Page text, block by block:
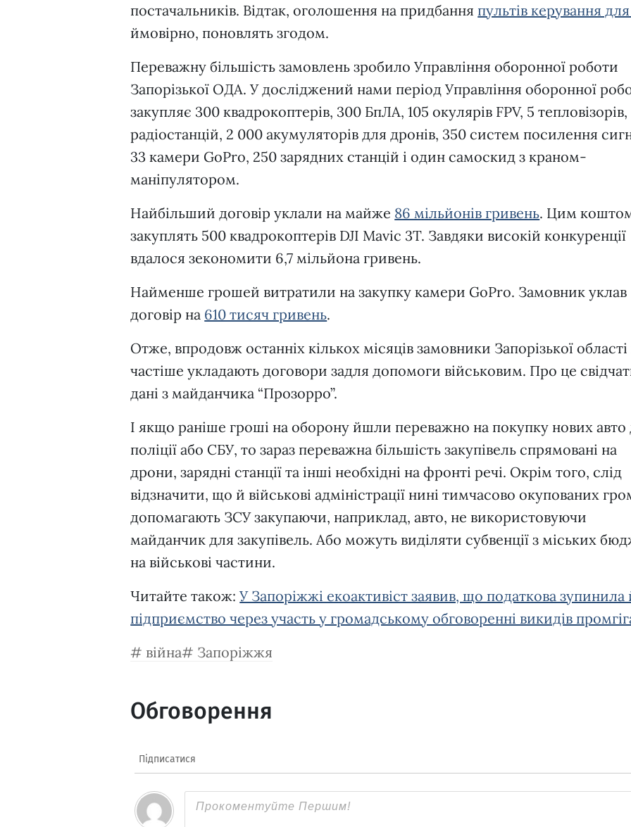
постачальників. Відтак, оголошення на придбання пультів керування для
ймовірно, поновлять згодом.
Переважну більшість замовлень зробило Управління оборонної роботи
Запорізької ОДА. У досліджений нами період Управління оборонної
закупляє 300 квадрокоптерів, 300 БпЛА, 105 окулярів FPV, 5
радіостанцій, 2 000 акумуляторів для дронів, 350 систем посилення
33 камери GoPro, 250 зарядних станцій і один самоскид з краном-
маніпулятором.
Найбільший договір уклали на майже 86 мільйонів гривень. Цим
закуплять 500 квадрокоптерів DJI Mavic 3Т. Завдяки високій конкуренції
вдалося зекономити 6,7 мільйона гривень.
Найменше грошей витратили на закупку камери GoPro. Замовник уклав
договір на 610 тисяч гривень.
Отже, впродовж останніх кількох місяців замовники Запорізької області
частіше укладають договори задля допомоги військовим. Про це
дані з майданчика “Прозорро”.
І якщо раніше гроші на оборону йшли переважно на покупку нових авто
поліції або СБУ, то зараз переважна більшість закупівель спрямовані на
дрони, зарядні станції та інші необхідні на фронті речі. Окрім того, слід
відзначити, що й військові адміністрації нині тимчасово окупованих
допомагають ЗСУ закупаючи, наприклад, авто, не використовуючи
майданчик для закупівель. Або можуть виділяти субвенції з міських
на військові частини.
Читайте також:У Запоріжжі екоактивіст заявив, що податкова зупинила
підприємство через участь у громадському обговоренні викидів
війна
Запоріжжя
Обговорення
Підписатися